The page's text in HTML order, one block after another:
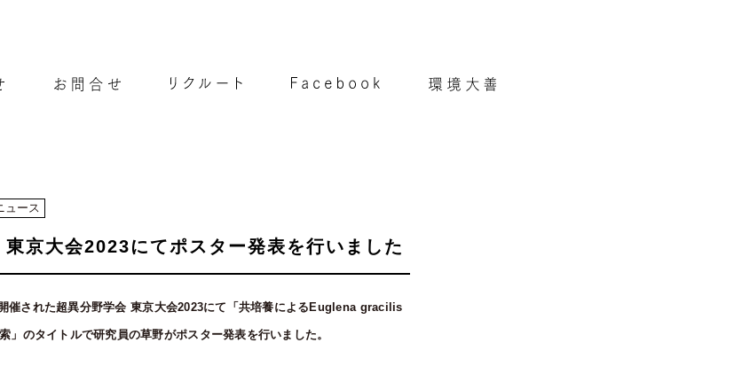
ュース
京大会2023にてポスター発表を行いました
催された超異分野学会 東京大会2023にて「共培養によるEuglena gracilis
」のタイトルで研究員の草野がポスター発表を行いました。